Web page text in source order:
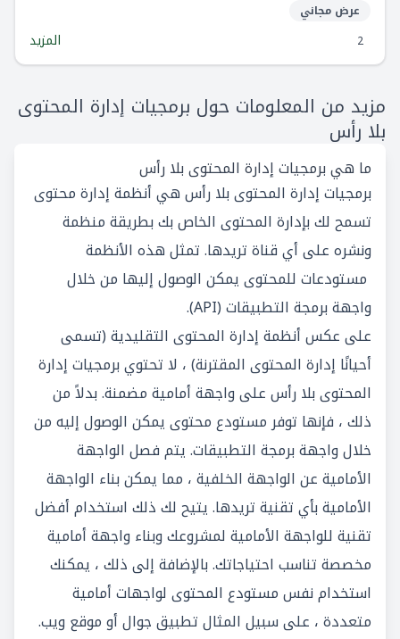
عرض مجاني
2
المزيد
مزيد من المعلومات حول برمجيات إدارة المحتوى
بلا رأس
ما هي برمجيات إدارة المحتوى بلا رأس
برمجيات إدارة المحتوى بلا رأس هي أنظمة إدارة محتوى
تسمح لك بإدارة المحتوى الخاص بك بطريقة منظمة
ونشره على أي قناة تريدها. تمثل هذه الأنظمة
مستودعات للمحتوى يمكن الوصول إليها من خلال
واجهة برمجة التطبيقات (API).
على عكس أنظمة إدارة المحتوى التقليدية (تسمى
أحيانًا إدارة المحتوى المقترنة) ، لا تحتوي برمجيات إدارة
المحتوى بلا رأس على واجهة أمامية مضمنة. بدلاً من
ذلك ، فإنها توفر مستودع محتوى يمكن الوصول إليه من
خلال واجهة برمجة التطبيقات. يتم فصل الواجهة
الأمامية عن الواجهة الخلفية ، مما يمكن بناء الواجهة
الأمامية بأي تقنية تريدها. يتيح لك ذلك استخدام أفضل
تقنية للواجهة الأمامية لمشروعك وبناء واجهة أمامية
مخصصة تناسب احتياجاتك. بالإضافة إلى ذلك ، يمكنك
استخدام نفس مستودع المحتوى لواجهات أمامية
متعددة ، على سبيل المثال تطبيق جوال أو موقع ويب.